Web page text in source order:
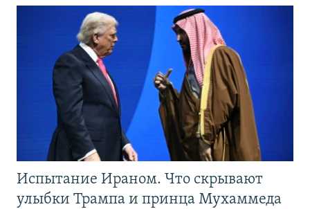
Испытание Ираном. Что скрывают
улыбки Трампа и принца Мухаммеда